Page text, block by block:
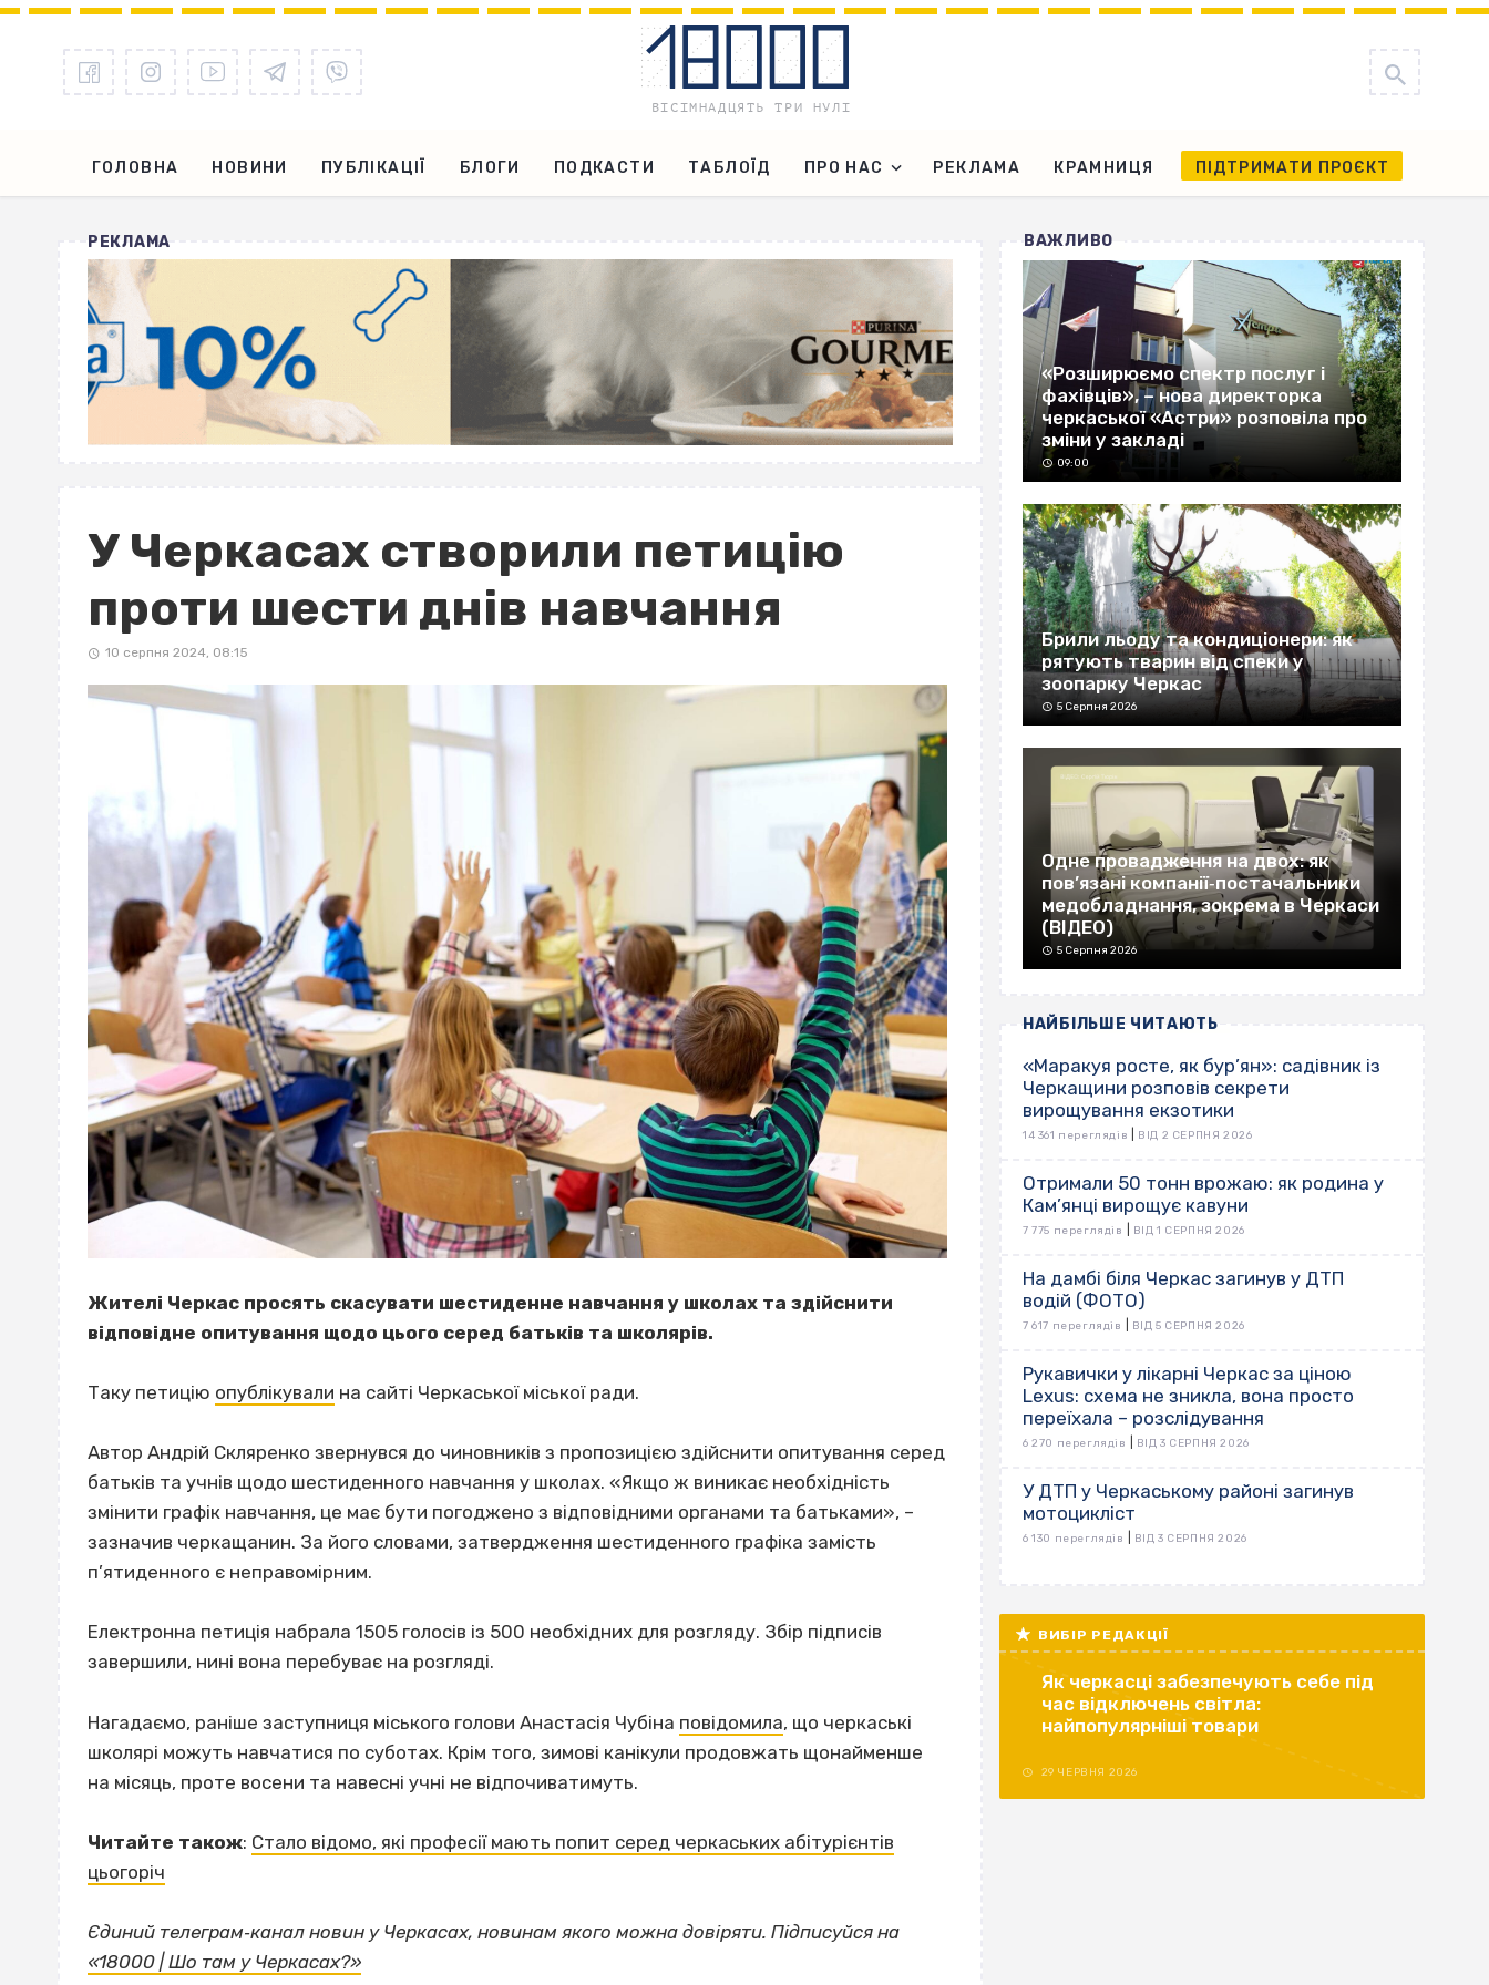
ГОЛОВНА НОВИНИ ПУБЛІКАЦІЇ БЛОГИ ПОДКАСТИ ТАБЛОЇД ПРО НАС РЕКЛАМА КРАМНИЦЯ ПІДТРИМАТИ ПРОЄКТ
РЕКЛАМА
У Черкасах створили петицію
проти шести днів навчання
10 серпня 2024, 08:15
Жителі Черкас просять скасувати шестиденне навчання у школах та здійснити
відповідне опитування щодо цього серед батьків та школярів.
Таку петицію опублікували на сайті Черкаської міської ради.
Автор Андрій Скляренко звернувся до чиновників з пропозицією здійснити опитування серед
батьків та учнів щодо шестиденного навчання у школах. «Якщо ж виникає необхідність
змінити графік навчання, це має бути погоджено з відповідними органами та батьками», –
зазначив черкащанин. За його словами, затвердження шестиденного графіка замість
п’ятиденного є неправомірним.
Електронна петиція набрала 1505 голосів із 500 необхідних для розгляду. Збір підписів
завершили, нині вона перебуває на розгляді.
Нагадаємо, раніше заступниця міського голови Анастасія Чубіна повідомила, що черкаські
школярі можуть навчатися по суботах. Крім того, зимові канікули продовжать щонайменше
на місяць, проте восени та навесні учні не відпочиватимуть.
Читайте також: Стало відомо, які професії мають попит серед черкаських абітурієнтів
цьогоріч
Єдиний телеграм‐канал новин у Черкасах, новинам якого можна довіряти. Підписуйся на
«18000 | Шо там у Черкасах?»
ВАЖЛИВО
«Розширюємо спектр послуг і
фахівців», – нова директорка
черкаської «Астри» розповіла про
зміни у закладі
09:00
Брили льоду та кондиціонери: як
рятують тварин від спеки у
зоопарку Черкас
5 Серпня 2026
Одне провадження на двох: як
пов’язані компанії‐постачальники
медобладнання, зокрема в Черкаси
(ВІДЕО)
5 Серпня 2026
НАЙБІЛЬШЕ ЧИТАЮТЬ
«Маракуя росте, як бур’ян»: садівник із
Черкащини розповів секрети
вирощування екзотики
14 361 переглядів ВІД 2 СЕРПНЯ 2026
Отримали 50 тонн врожаю: як родина у
Кам’янці вирощує кавуни
7 775 переглядів ВІД 1 СЕРПНЯ 2026
На дамбі біля Черкас загинув у ДТП
водій (ФОТО)
7 617 переглядів ВІД 5 СЕРПНЯ 2026
Рукавички у лікарні Черкас за ціною
Lexus: схема не зникла, вона просто
переїхала – розслідування
6 270 переглядів ВІД 3 СЕРПНЯ 2026
У ДТП у Черкаському районі загинув
мотоцикліст
6 130 переглядів ВІД 3 СЕРПНЯ 2026
ВИБІР РЕДАКЦІЇ
Як черкасці забезпечують себе під
час відключень світла:
найпопулярніші товари
29 ЧЕРВНЯ 2026